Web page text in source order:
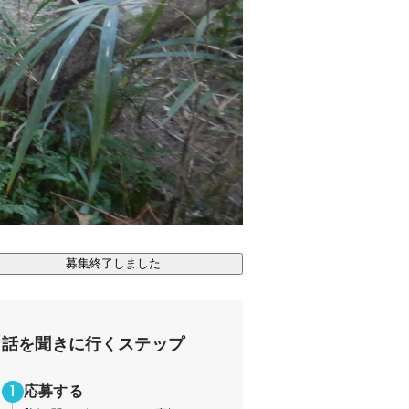
募集終了しました
話を聞きに行くステップ
応募する